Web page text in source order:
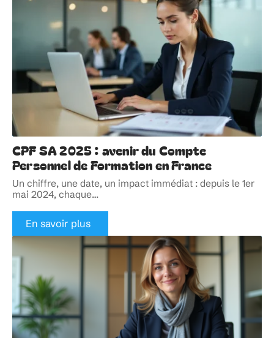
CPF SA 2025 : avenir du Compte
Personnel de Formation en France
Un chiffre, une date, un impact immédiat : depuis le 1er
mai 2024, chaque…
En savoir plus